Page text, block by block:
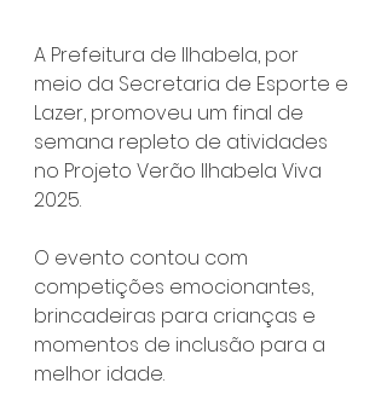
A Prefeitura de Ilhabela, por
meio da Secretaria de Esporte e
Lazer, promoveu um final de
semana repleto de atividades
no Projeto Verão Ilhabela Viva
2025.
O evento contou com
competições emocionantes,
brincadeiras para crianças e
momentos de inclusão para a
melhor idade.